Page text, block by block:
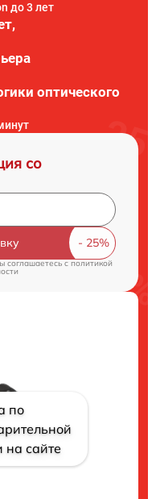
до 3 лет
оптического
со
соглашаетесь cполитикой
по
на сайте